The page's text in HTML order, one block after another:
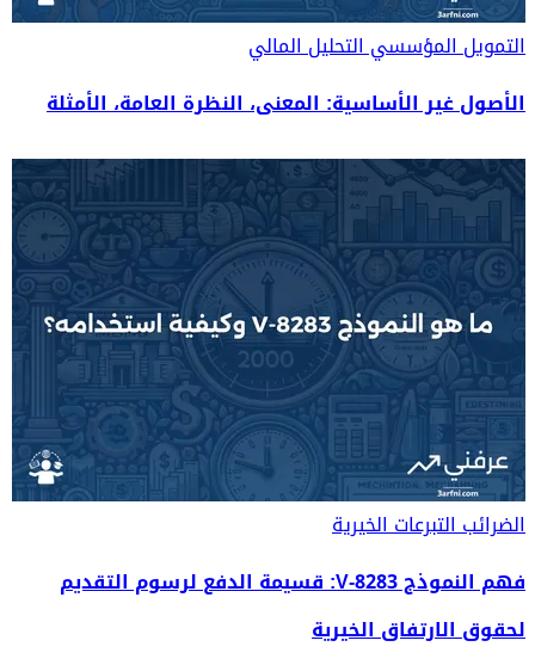
التمويل المؤسسيالتحليل المالي
الأصول غير الأساسية: المعنى، النظرة العامة، الأمثلة
الضرائبالتبرعات الخيرية
فهم النموذج 8283-V: قسيمة الدفع لرسوم التقديم
لحقوق الارتفاق الخيرية